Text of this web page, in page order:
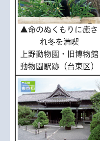
▲命のぬくもりに癒さ
れ冬を満喫
上野動物園・旧博物館
動物園駅跡（台東区）